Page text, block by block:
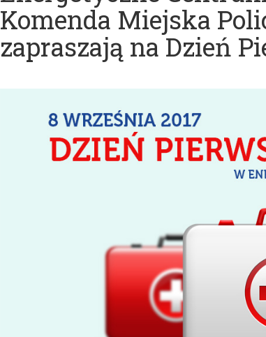
Komenda Miejska
zapraszają na Dzień